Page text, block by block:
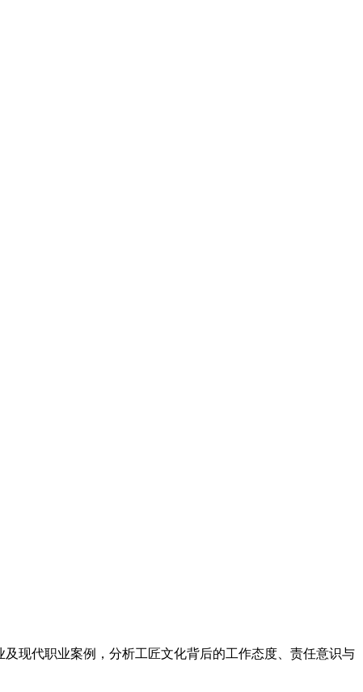
现代职业案例，分析工匠文化背后的工作态度、责任意识与